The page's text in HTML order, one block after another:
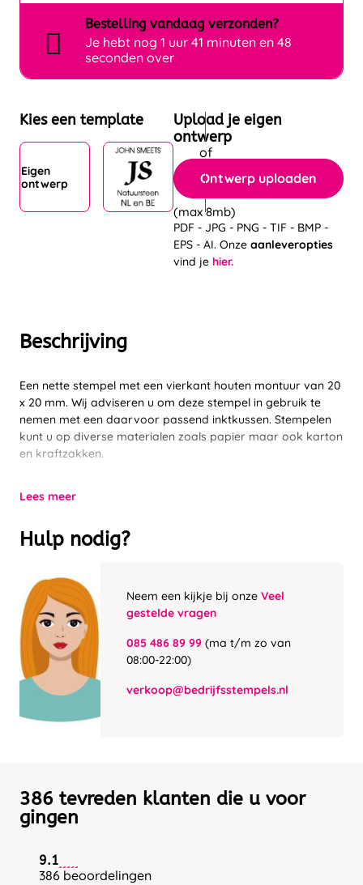
Beschrijving
Een nette stempel met een vierkant houten montuur van 20
x 20 mm. Wij adviseren u om deze stempel in gebruik te
nemen met een daarvoor passend inktkussen. Stempelen
kunt u op diverse materialen zoals papier maar ook karton
en kraftzakken.
Lees meer
Hulp nodig?
Neem een kijkje bij onze Veel
gestelde vragen
085 486 89 99 (ma t/m zo van
08:00-22:00)
verkoop@bedrijfsstempels.nl
Bestelling vandaag verzonden?
Je hebt nog 1 uur 41 minuten en 46
seconden over
Kies een template
Eigen
ontwerp
Upload je eigen
ontwerp
Ontwerp uploaden
(max 8mb)
PDF - JPG - PNG - TIF - BMP -
EPS - AI. Onze aanleveropties
vind je hier.
386 tevreden klanten die u voor
gingen
9.1
386 beoordelingen